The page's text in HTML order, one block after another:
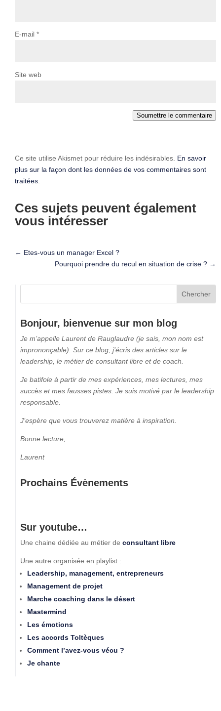
E-mail *
Site web
Soumettre le commentaire
Ce site utilise Akismet pour réduire les indésirables. En savoir
plus sur la façon dont les données de vos commentaires sont
traitées
Ces sujets peuvent également
vous intéresser
← Etes-vous un manager Excel ?
Pourquoi prendre du recul en situation de crise ? →
Bonjour, bienvenue sur mon blog
Je m’appelle Laurent de Rauglaudre (je sais, mon nom est
imprononçable). Sur ce blog, j’écris des articles sur le
leadership, le métier de consultant libre et de coach.
Je batifole à partir de mes expériences, mes lectures, mes
succès et mes fausses pistes. Je suis motivé par le leadership
responsable.
J’espère que vous trouverez matière à inspiration.
Bonne lecture,
Laurent
Prochains Évènements
Sur youtube…
Une chaine dédiée au métier de consultant libre
Une autre organisée en playlist :
Leadership, management, entrepreneurs
Management de projet
Marche coaching dans le désert
Mastermind
Les émotions
Les accords Toltèques
Comment l’avez-vous vécu ?
Je chante